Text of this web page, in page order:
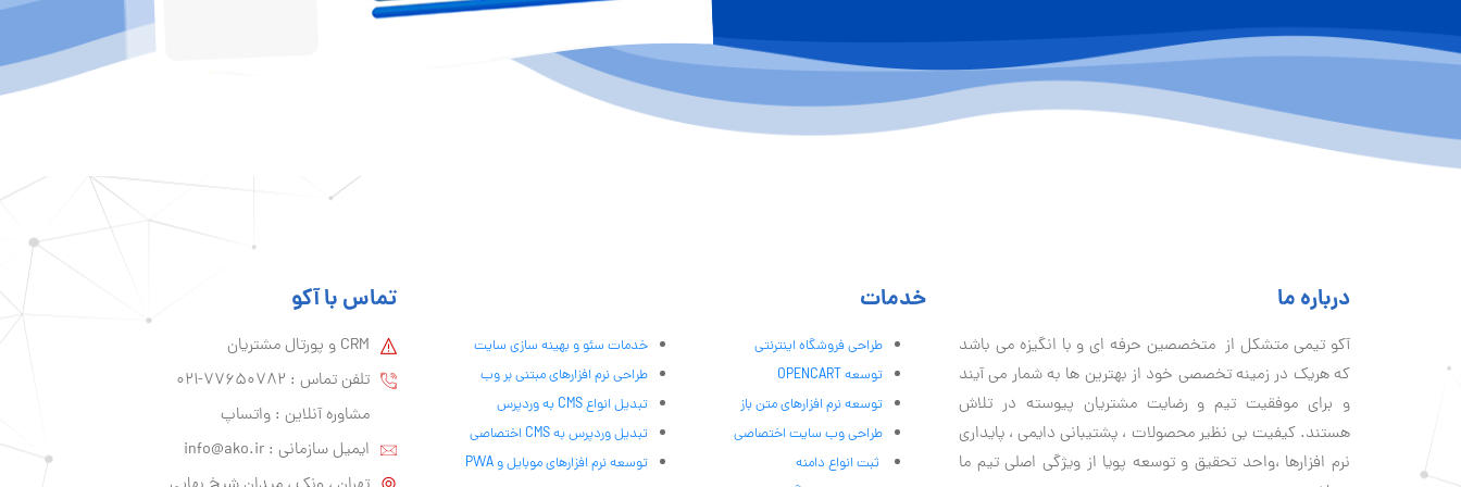
درباره ما
آكو تيمی متشکل از متخصصین حرفه ای و با انگیزه می باشد
که هریک در زمینه تخصصی خود از بهترین ها به شمار می آیند
و برای موفقیت تيم و رضایت مشتریان پیوسته در تلاش
هستند. کیفیت بی نظير محصولات ، پشتیبانی دايمی ، پایداری
نرم افزارها ،واحد تحقیق و توسعه پویا از ویژگی اصلی تیم ما
خدمات
طراحی فروشگاه اینترنتی
توسعه OPENCART
توسعه نرم افزارهای متن باز
طراحی وب سایت اختصاصی
ثبت انواع دامنه
خدمات سئو و بهینه سازی سایت
طراحی نرم افزارهای مبتنی بر وب
تبدیل انواع CMS به وردپرس
تبدیل وردپرس به CMS اختصاصی
توسعه نرم افزارهای موبایل و PWA
تماس با آکو
CRM و پورتال مشتریان
تلفن تماس :‌ 77650782-021
مشاوره آنلاین : واتساپ
ایمیل سازمانی :‌info@ako.ir